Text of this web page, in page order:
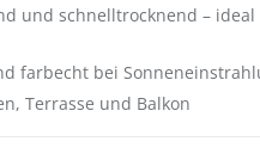
und schnelltrocknend –
farbecht bei
Terrasse und Balkon